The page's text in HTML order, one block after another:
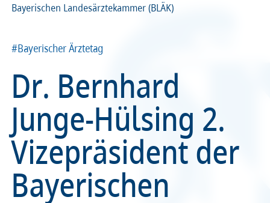
Patientinnen und Patienten
Kammer & Politik
Presse
Karriere
Recht
Patientinnen und Patienten
Kammer & Politik
Presse
Karriere
Recht
Bayerischen Landesärztekammer (BLÄK)
#Bayerischer Ärztetag
Dr. Bernhard
Junge-Hülsing 2.
Vizepräsident der
Bayerischen